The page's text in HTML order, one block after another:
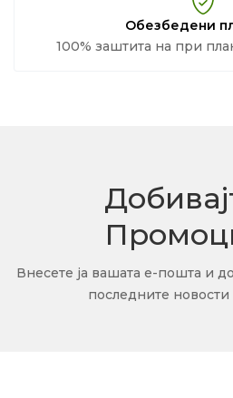
Обезбедени
100% заштита на при
Внесете ја вашата е-пошта и
последните